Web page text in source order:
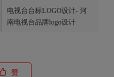
电视台台标LOGO设计- 河
南电视台品牌logo设计
赞